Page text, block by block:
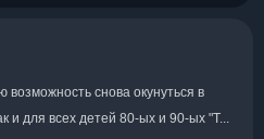
снова окунуться в
и для всех детей 80-ых и 90-ых "Т...